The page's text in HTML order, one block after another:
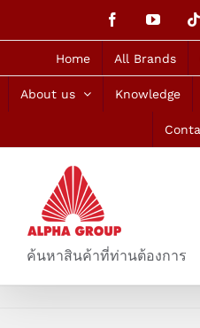
Facebook
Home All Brands
About us Knowledge
ค้นหาสินค้าที่ท่านต้องการ